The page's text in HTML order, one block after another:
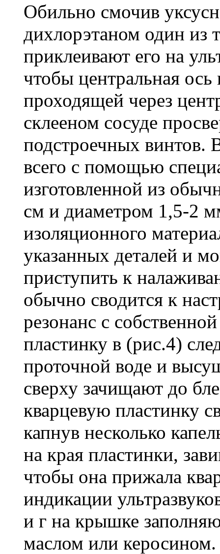
Обильно смочив
дихлорэтаном один из
приклеивают его на
чтобы центральная
проходящей через
склееном сосуде
подстроечных винтов.
всего с помощью
изготовленной из
см и диаметром 1,5-2
изоляционного
указанных деталей и
приступить к
обычно сводится к
резонанс с
пластинку в (рис.4)
проточной воде и
сверху зачищают до
кварцевую пластинку
капнув несколько
на края пластинки,
чтобы она прижала
индикации
и г на крышке
маслом или